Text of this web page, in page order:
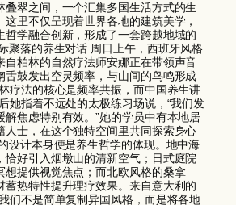
叠翠之间，一个汇集多国生活方式的生
里不仅呈现着世界各地的建筑美学，
哲学融合创新，形成了一套跨越地域的
聚落的养生对话 周日上午，西班牙风格
自柏林的自然疗法师安娜正在带领声音
舌鼓发出空灵频率，与山间的鸟鸣形成
疗法的核心是频率共振，而中国养生讲
她指着不远处的太极练习场说，“我们发
解焦虑特别有效。”她的学员中有本地居
人士，在这个独特空间里共同探索身心
设计本身便是养生哲学的体现。地中海
恰好引入烟墩山的清新空气；日式庭院
想提供视觉焦点；而北欧风格的桑拿
蓄热特性提升理疗效果。来自意大利的
们不是简单复制异国风格，而是将各地